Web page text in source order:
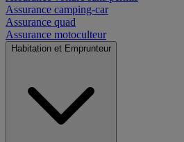
Assurance camping-car
Assurance quad
Assurance motoculteur
Habitation et Emprunteur